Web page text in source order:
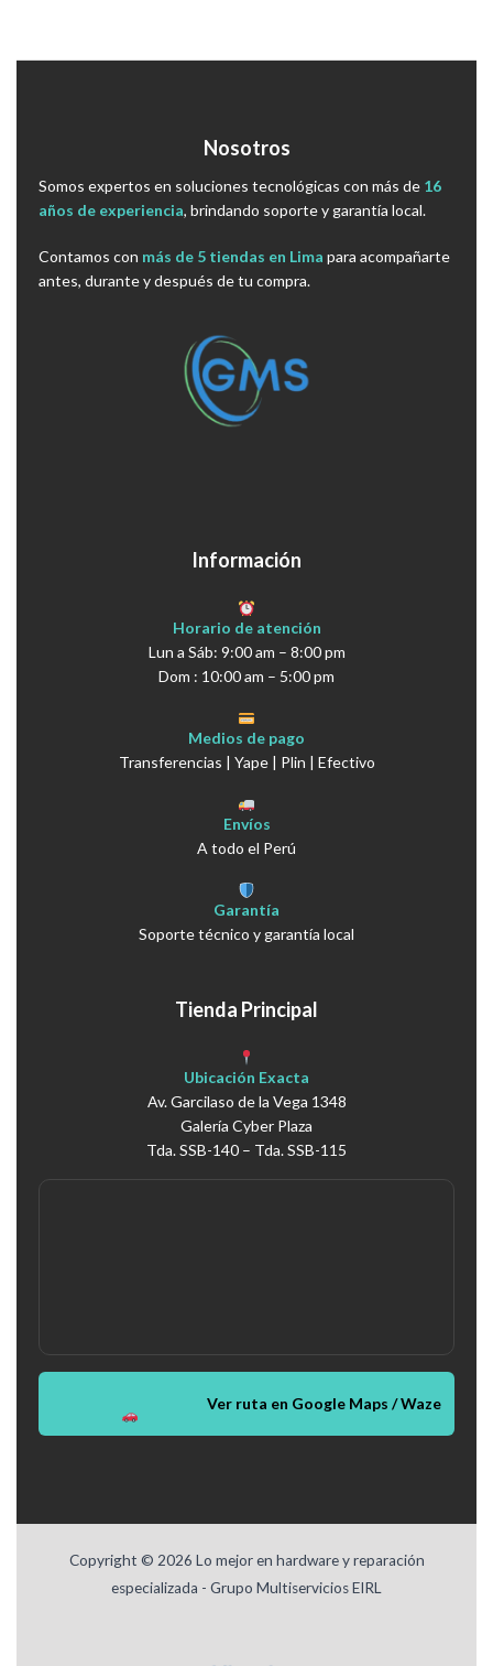
Nosotros
Somos expertos en soluciones tecnológicas con más de 16
años de experiencia, brindando soporte y garantía local.
Contamos con más de 5 tiendas en Lima para acompañarte
antes, durante y después de tu compra.
Información
Horario de atención
Lun a Sáb: 9:00 am – 8:00 pm
Dom : 10:00 am – 5:00 pm
Medios de pago
Transferencias | Yape | Plin | Efectivo
Envíos
A todo el Perú
Garantía
Soporte técnico y garantía local
Tienda Principal
Ubicación Exacta
Av. Garcilaso de la Vega 1348
Galería Cyber Plaza
Tda. SSB-140 – Tda. SSB-115
Ver ruta en Google Maps / Waze
Copyright © 2026 Lo mejor en hardware y reparación
especializada - Grupo Multiservicios EIRL